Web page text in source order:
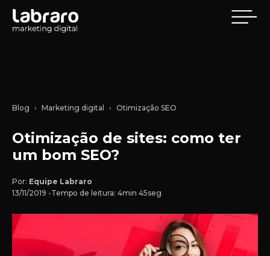
Blog Marketing digital Otimização SEO
Otimização de sites: como ter
um bom SEO?
Por: Equipe Labraro
13/11/2019 -Tempo de leitura: 4min 45seg